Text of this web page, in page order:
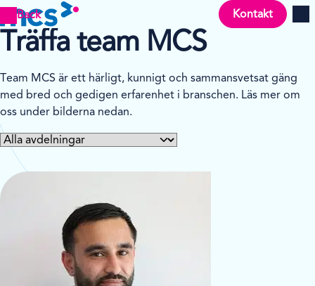
Back Kontakt
Träffa team MCS
Team MCS är ett härligt, kunnigt och sammansvetsat gäng
med bred och gedigen erfarenhet i branschen. Läs mer om
oss under bilderna nedan.